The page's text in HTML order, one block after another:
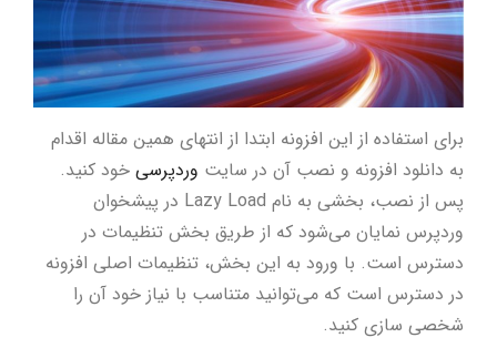
برای استفاده از این افزونه ابتدا از انتهای همین مقاله اقدام
به دانلود افزونه و نصب آن در سایت وردپرسی خود کنید.
پس از نصب، بخشی به نام Lazy Load در پیشخوان
وردپرس نمایان می‌شود که از طریق بخش تنظیمات در
دسترس است. با ورود به این بخش، تنظیمات اصلی افزونه
در دسترس است که می‌توانید متناسب با نیاز خود آن را
شخصی ‌سازی کنید.